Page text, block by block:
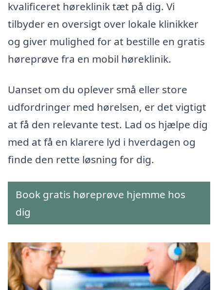
kvalificeret høreklinik tæt på dig. Vi
tilbyder en oversigt over lokale klinikker
og giver mulighed for at bestille en gratis
høreprøve fra en mobil høreklinik.
Uanset om du oplever små eller store
udfordringer med hørelsen, er det vigtigt
at få den relevante test. Lad os hjælpe dig
med at få en klarere lyd i hverdagen og
finde den rette løsning for dig.
Book gratis høreprøve hjemme hos
dig